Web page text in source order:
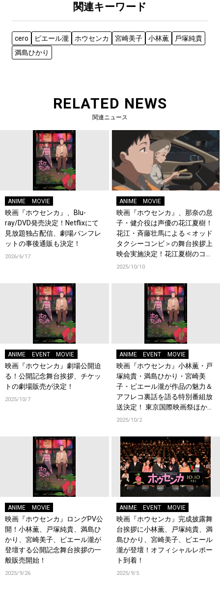
関連キーワード
cero ピエール瀧 ホウセンカ 宮崎美⼦ ⼩林薫
⼾塚純貴
満島ひかり
RELATED NEWS
関連ニュース
ANIME MOVIE
映画『ホウセンカ』、Blu-
ray/DVD発売決定！Netflixにて
見放題独占配信、劇場パンフレ
ットの事後通販も決定！
2026/6/17
ANIME MOVIE
映画『ホウセンカ』、那奈の息
子・健介役は声優の花江夏樹！
花江・斉藤壮馬による＜オッド
タクシーコンビ＞の舞台挨拶上
映会実施決定！花江夏樹のコメ
ント到着！
2025/10/10
ANIME EVENT MOVIE
映画『ホウセンカ』劇場公開迫
る！公開記念舞台挨拶、チケッ
トの劇場販売が決定！
2025/10/7
ANIME EVENT MOVIE
映画『ホウセンカ』小林薫・戸
塚純貴・満島ひかり・宮崎美
子・ピエール瀧が作品の魅力＆
アフレコ裏話を語る特別番組放
送決定！ 東京国際映画祭ほか国
内外の多数の映画祭に参加予
2025/10/2
ANIME MOVIE
映画『ホウセンカ』ロングPV公
開！小林薫、戸塚純貴、満島ひ
かり、宮崎美子、ピエール瀧が
登壇する公開記念舞台挨拶の一
般販売開始！
2025/9/26
ANIME EVENT MOVIE
映画『ホウセンカ』完成披露舞
台挨拶に小林薫、戸塚純貴、満
島ひかり、宮崎美子、ピエール
瀧が登壇！オフィシャルレポー
ト到着！
2025/9/5